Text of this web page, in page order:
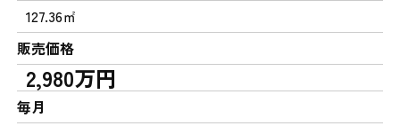
127.36㎡
販売価格
2,980万円
毎月